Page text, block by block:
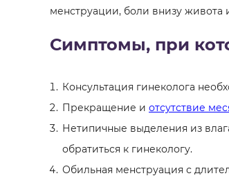
менструации, боли внизу живота
Симптомы, при
Консультация гинеколога
Прекращение и отсутствие
Нетипичные выделения из
обратиться к гинекологу.
Обильная менструация с